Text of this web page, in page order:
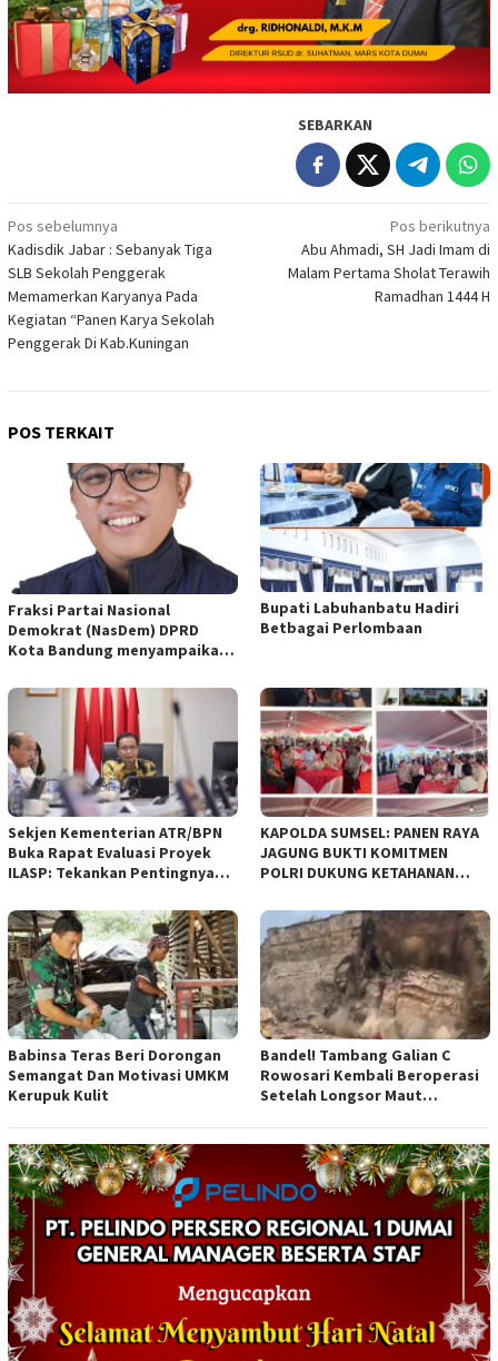
SEBARKAN
Navigasi
pos
Pos sebelumnya
Kadisdik Jabar : Sebanyak Tiga
SLB Sekolah Penggerak
Memamerkan Karyanya Pada
Kegiatan “Panen Karya Sekolah
Penggerak Di Kab.Kuningan
Pos berikutnya
Abu Ahmadi, SH Jadi Imam di
Malam Pertama Sholat Terawih
Ramadhan 1444 H
POS TERKAIT
Fraksi Partai Nasional
Demokrat (NasDem) DPRD
Kota Bandung menyampaikan
empat Rancangan Peraturan
Daerah (Raperda) yang
diajukan Pemerintah Kota
Bandung
Bupati Labuhanbatu Hadiri
Betbagai Perlombaan
Sekjen Kementerian ATR/BPN
Buka Rapat Evaluasi Proyek
ILASP: Tekankan Pentingnya
Anggaran
KAPOLDA SUMSEL: PANEN RAYA
JAGUNG BUKTI KOMITMEN
POLRI DUKUNG KETAHANAN
Babinsa Teras Beri Dorongan
Semangat Dan Motivasi UMKM
Kerupuk Kulit
Bandel! Tambang Galian C
Rowosari Kembali Beroperasi
Setelah Longsor Maut